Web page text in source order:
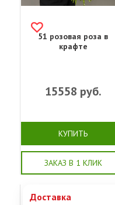
51 розовая роза в
крафте
15558 руб.
КУПИТЬ
ЗАКАЗ В 1 КЛИК
Доставка